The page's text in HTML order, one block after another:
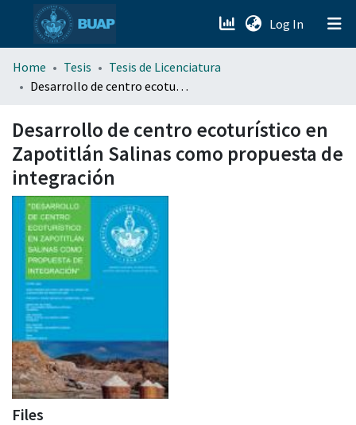
Log In (current)
menu.section.about_menu
Home Tesis
Tesis de Licenciatura
Desarrollo de centro ecoturístico en Zapotitlán Salinas como propuesta de integración
Desarrollo de centro ecoturístico en
Zapotitlán Salinas como propuesta de
integración
Files